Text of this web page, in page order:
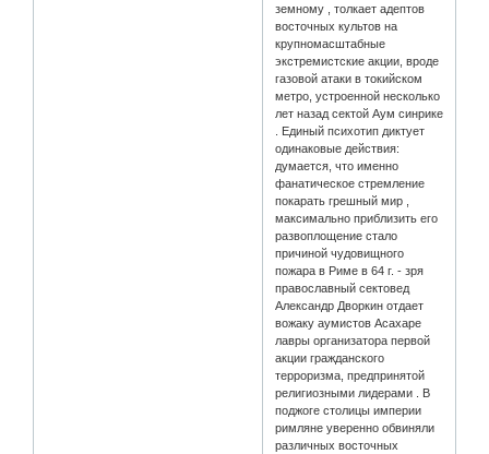
земному , толкает адептов
восточных культов на
крупномасштабные
экстремистские акции, вроде
газовой атаки в токийском
метро, устроенной несколько
лет назад сектой Аум синрике
. Единый психотип диктует
одинаковые действия:
думается, что именно
фанатическое стремление
покарать грешный мир ,
максимально приблизить его
развоплощение стало
причиной чудовищного
пожара в Риме в 64 г. - зря
православный сектовед
Александр Дворкин отдает
вожаку аумистов Асахаре
лавры организатора первой
акции гражданского
терроризма, предпринятой
религиозными лидерами . В
поджоге столицы империи
римляне уверенно обвиняли
различных восточных